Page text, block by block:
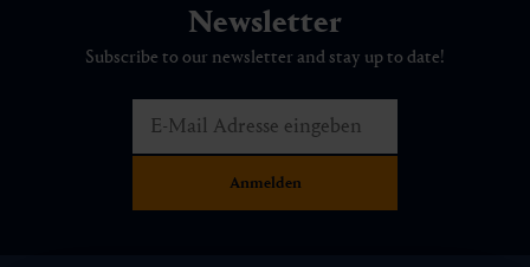
Newsletter
Subscribe to our newsletter and stay up to date!